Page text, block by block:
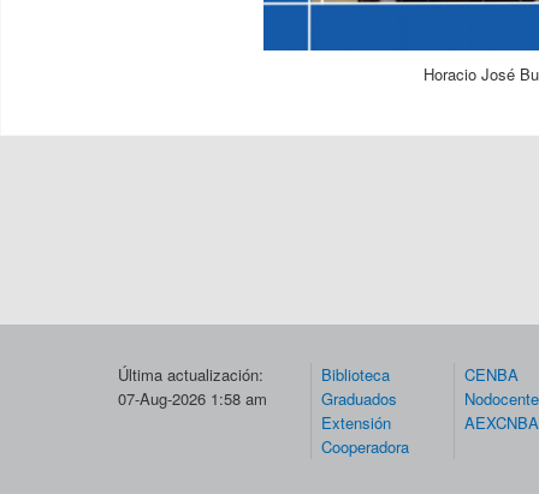
Horacio José
Última actualización:
07-Aug-2026 1:58 am
Biblioteca
Graduados
Extensión
Cooperadora
CENBA
AEXCNBA